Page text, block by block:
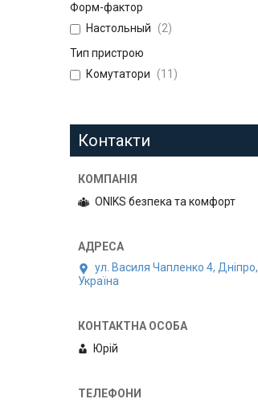
Форм-фактор
Настольный
2
Тип пристрою
Комутатори
11
Контакти
ONIKS безпека та комфорт
ул. Василя Чапленко 4, Дніпро,
Україна
Юрій